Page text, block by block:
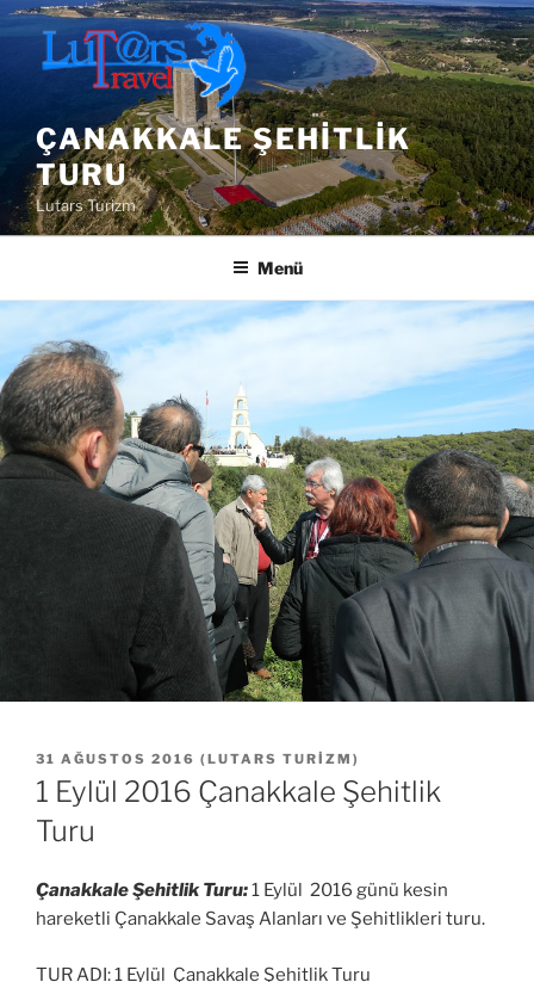
İçeriğe
geç
ÇANAKKALE ŞEHITLIK
TURU
Lutars Turizm
Menü
YAYIM
TARIHI
31 AĞUSTOS 2016 ( LUTARS TURIZM )
1 Eylül 2016 Çanakkale Şehitlik
Turu
Çanakkale Şehitlik Turu:1 Eylül 2016 günü kesin
hareketli Çanakkale Savaş Alanları ve Şehitlikleri turu.
TUR ADI: 1 Eylül Çanakkale Şehitlik Turu